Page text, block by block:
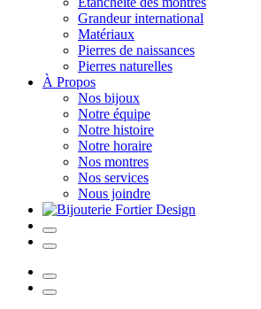
Grandeur international
Matériaux
Pierres de naissances
Pierres naturelles
À Propos
Nos bijoux
Notre équipe
Notre histoire
Notre horaire
Nos montres
Nos services
Nous joindre